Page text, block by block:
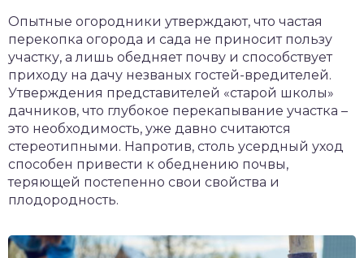
Опытные огородники утверждают, что частая
перекопка огорода и сада не приносит пользу
участку, а лишь обедняет почву и способствует
приходу на дачу незваных гостей-вредителей.
Утверждения представителей «старой школы»
дачников, что глубокое перекапывание участка –
это необходимость, уже давно считаются
стереотипными. Напротив, столь усердный уход
способен привести к обеднению почвы,
теряющей постепенно свои свойства и
плодородность.
и уход